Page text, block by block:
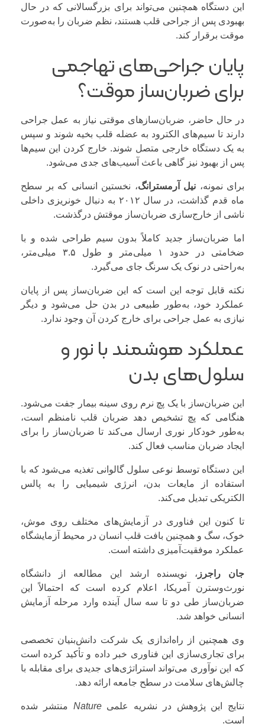
این دستگاه همچنین می‌تواند برای بزرگسالانی که در حال
بهبودی پس از جراحی قلب هستند، نظم ضربان را به‌صورت
موقت برقرار کند.
پایان جراحی‌های تهاجمی
برای ضربان‌ساز موقت؟
در حال حاضر، ضربان‌سازهای موقتی نیاز به عمل جراحی
دارند تا سیم‌های الکترود به عضله قلب بخیه شوند و سپس
به یک دستگاه خارجی متصل شوند. خارج کردن این سیم‌ها
پس از بهبود نیز گاهی باعث آسیب‌های جدی می‌شود.
برای نمونه، نیل آرمسترانگ، نخستین انسانی که بر سطح
ماه قدم گذاشت، در سال ۲۰۱۲ به دنبال خونریزی داخلی
ناشی از خارج‌سازی ضربان‌ساز موقتش درگذشت.
اما ضربان‌ساز جدید کاملاً بدون سیم طراحی شده و با
ضخامتی در حدود ۱ میلی‌متر و طول ۳.۵ میلی‌متر،
به‌راحتی در نوک یک سرنگ جای می‌گیرد.
نکته قابل توجه این است که این ضربان‌ساز پس از پایان
عملکرد خود، به‌طور طبیعی در بدن حل می‌شود و دیگر
نیازی به عمل جراحی برای خارج کردن آن وجود ندارد.
عملکرد هوشمند با نور و
سلول‌های بدن
این ضربان‌ساز با یک پچ نرم روی سینه بیمار جفت می‌شود.
هنگامی که پچ تشخیص دهد ضربان قلب نامنظم است،
به‌طور خودکار نوری ارسال می‌کند تا ضربان‌ساز را برای
ایجاد ضربان مناسب فعال کند.
این دستگاه توسط نوعی سلول گالوانی تغذیه می‌شود که با
استفاده از مایعات بدن، انرژی شیمیایی را به پالس
الکتریکی تبدیل می‌کند.
تا کنون این فناوری در آزمایش‌های مختلف روی موش،
خوک، سگ و همچنین بافت قلب انسان در محیط آزمایشگاه
عملکرد موفقیت‌آمیزی داشته است.
جان راجرز ، نویسنده ارشد این مطالعه از دانشگاه
نورث‌وسترن آمریکا، اعلام کرده است که احتمالاً این
ضربان‌ساز طی دو تا سه سال آینده وارد مرحله آزمایش
انسانی خواهد شد.
وی همچنین از راه‌اندازی یک شرکت دانش‌بنیان تخصصی
برای تجاری‌سازی این فناوری خبر داده و تأکید کرده است
که این نوآوری می‌تواند استراتژی‌های جدیدی برای مقابله با
چالش‌های سلامت در سطح جامعه ارائه دهد.
نتایج این پژوهش در نشریه علمیNature منتشر شده
است.